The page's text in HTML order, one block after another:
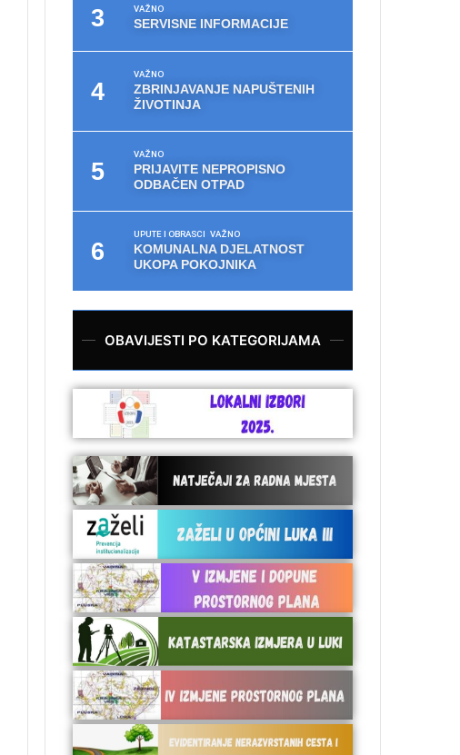
VAŽNO
SERVISNE INFORMACIJE
VAŽNO
ZBRINJAVANJE NAPUŠTENIH
ŽIVOTINJA
VAŽNO
PRIJAVITE NEPROPISNO
ODBAČEN OTPAD
UPUTE I OBRASCI VAŽNO
KOMUNALNA DJELATNOST
UKOPA POKOJNIKA
OBAVIJESTI PO KATEGORIJAMA